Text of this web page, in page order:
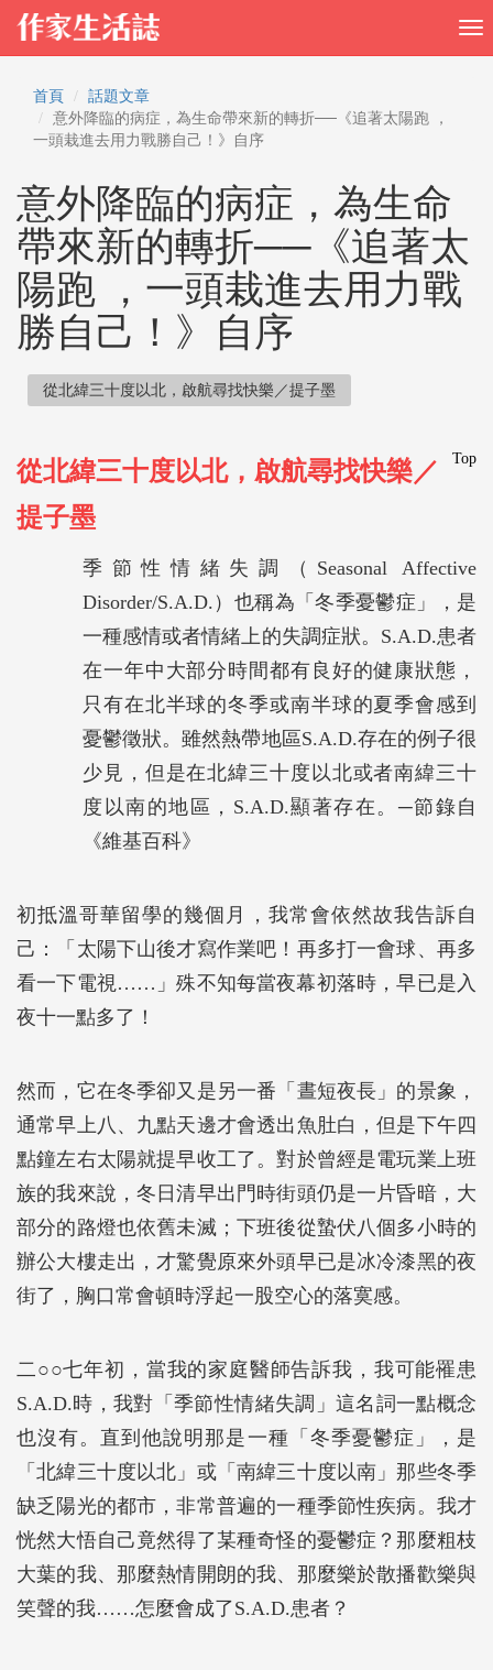
首頁
話題文章
意外降臨的病症，為生命帶來新的轉折──《追著太陽跑 ，
一頭栽進去用力戰勝自己！》自序
意外降臨的病症，為生命
帶來新的轉折──《追著太
陽跑 ，一頭栽進去用力戰
勝自己！》自序
從北緯三十度以北，啟航尋找快樂／提子墨
Top
從北緯三十度以北，啟航尋找快樂／
提子墨
季節性情緒失調（Seasonal Affective
Disorder/S.A.D.）也稱為「冬季憂鬱症」，是
一種感情或者情緒上的失調症狀。S.A.D.患者
在一年中大部分時間都有良好的健康狀態，
只有在北半球的冬季或南半球的夏季會感到
憂鬱徵狀。雖然熱帶地區S.A.D.存在的例子很
少見，但是在北緯三十度以北或者南緯三十
度以南的地區，S.A.D.顯著存在。─節錄自
《維基百科》
初抵溫哥華留學的幾個月，我常會依然故我告訴自
己：「太陽下山後才寫作業吧！再多打一會球、再多
看一下電視……」殊不知每當夜幕初落時，早已是入
夜十一點多了！
然而，它在冬季卻又是另一番「晝短夜長」的景象，
通常早上八、九點天邊才會透出魚肚白，但是下午四
點鐘左右太陽就提早收工了。對於曾經是電玩業上班
族的我來說，冬日清早出門時街頭仍是一片昏暗，大
部分的路燈也依舊未滅；下班後從蟄伏八個多小時的
辦公大樓走出，才驚覺原來外頭早已是冰冷漆黑的夜
街了，胸口常會頓時浮起一股空心的落寞感。
二○○七年初，當我的家庭醫師告訴我，我可能罹患
S.A.D.時，我對「季節性情緒失調」這名詞一點概念
也沒有。直到他說明那是一種「冬季憂鬱症」，是
「北緯三十度以北」或「南緯三十度以南」那些冬季
缺乏陽光的都市，非常普遍的一種季節性疾病。我才
恍然大悟自己竟然得了某種奇怪的憂鬱症？那麼粗枝
大葉的我、那麼熱情開朗的我、那麼樂於散播歡樂與
笑聲的我……怎麼會成了S.A.D.患者？